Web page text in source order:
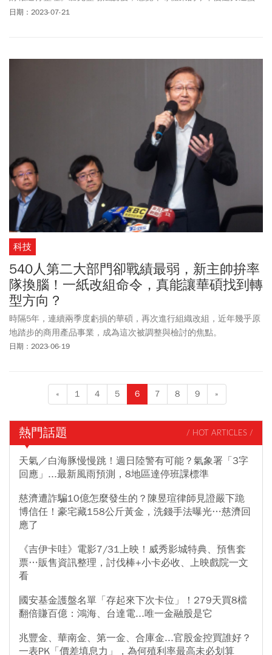
弱的，但長期性成長動能增強令人期待。
日期：2023-07-21
科技
540人第二大部門卻戰績最弱，新主帥拚率
隊換腦！一紙改組命令，真能讓華碩找到轉
型方向？
時隔5年，連續兩季度虧損的華碩，再次進行組織改組，近年幾乎原
地踏步的商用產品事業，成為這次被調整與檢討的焦點。
日期：2023-06-19
« 1 4 5 6 7 8 9 »
熱門話題 / HOT ARTICLES /
天氣／白海豚慢慢跳！週日陸警有可能？氣象署「3字
回應」...最新風雨預測，8地區達停班課標準
慈濟遭詐騙10億怎麼發生的？陳昱瑄律師見證嚴下跪
博信任！豪宅藏158公斤黃金，洗錢手法曝光…慈濟回
應了
《吉伊卡哇》電影7/31上映！威秀影城特典、預售套
票…販售資訊整理，討伐棒+小卡必收、上映戲院一文
看
國安基金護盤名單「存起來下次卡位」！279天買8檔
翻倍賺百億：鴻海、台達電...唯一金融股是它
兆豐金、華南金、第一金、合庫金...官股金控買誰好？
一表PK「價差填息力」，為何殖利率最高未必划算